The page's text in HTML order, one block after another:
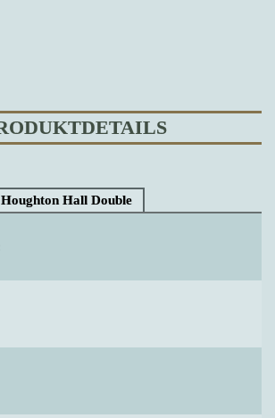
Hall Double